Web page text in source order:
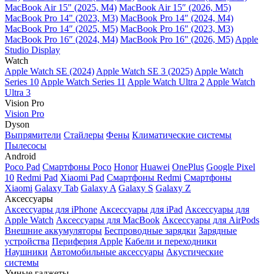
MacBook Air 15" (2025, M4) MacBook Air 15″ (2026, M5)
MacBook Pro 14" (2023, M3) MacBook Pro 14″ (2024, M4)
MacBook Pro 14″ (2025, M5) MacBook Pro 16" (2023, M3)
MacBook Pro 16″ (2024, M4) MacBook Pro 16" (2026, M5) Apple
Studio Display
Watch
Apple Watch SE (2024) Apple Watch SE 3 (2025) Apple Watch
Series 10 Apple Watch Series 11 Apple Watch Ultra 2 Apple Watch
Ultra 3
Vision Pro
Vision Pro
Dyson
Выпрямители Стайлеры Фены Климатические системы
Пылесосы
Android
Poco Pad Смартфоны Poco Honor Huawei OnePlus Google Pixel
10 Redmi Pad Xiaomi Pad Смартфоны Redmi Смартфоны
Xiaomi Galaxy Tab Galaxy A Galaxy S Galaxy Z
Аксессуары
Аксессуары для iPhone Аксессуары для iPad Аксессуары для
Apple Watch Аксессуары для MacBook Аксессуары для AirPods
Внешние аккумуляторы Беспроводные зарядки Зарядные
устройства Периферия Apple Кабели и переходники
Наушники Автомобильные аксессуары Акустические
системы